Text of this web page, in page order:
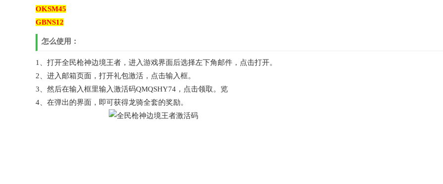
OKSM45
GBNS12
怎么使用：
1、打开全民枪神边境王者，进入游戏界面后选择左下角邮件，点击打开。
2、进入邮箱页面，打开礼包激活，点击输入框。
3、然后在输入框里输入激活码QMQSHY74，点击领取。览
4、在弹出的界面，即可获得龙骑全套的奖励。